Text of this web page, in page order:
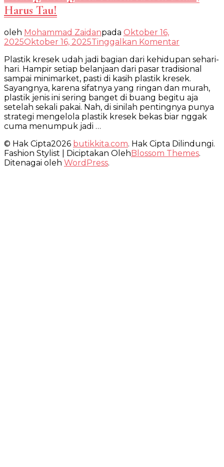
Harus Tau!
oleh Mohammad Zaidanpada Oktober 16,
2025Oktober 16, 2025Tinggalkan Komentar
Mengelola
Plastik
Kresek
Bekas,
Harus
Tau!
Plastik kresek udah jadi bagian dari kehidupan sehari-
hari. Hampir setiap belanjaan dari pasar tradisional
sampai minimarket, pasti di kasih plastik kresek.
Sayangnya, karena sifatnya yang ringan dan murah,
plastik jenis ini sering banget di buang begitu aja
setelah sekali pakai. Nah, di sinilah pentingnya punya
strategi mengelola plastik kresek bekas biar nggak
cuma menumpuk jadi …
© Hak Cipta2026 butikkita.com. Hak Cipta Dilindungi.
Fashion Stylist | Diciptakan OlehBlossom Themes.
Ditenagai oleh WordPress.